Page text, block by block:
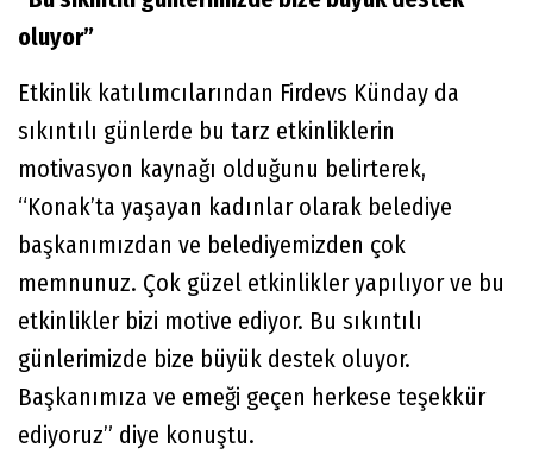
oluyor”
Etkinlik katılımcılarından Firdevs Künday da
sıkıntılı günlerde bu tarz etkinliklerin
motivasyon kaynağı olduğunu belirterek,
“Konak’ta yaşayan kadınlar olarak belediye
başkanımızdan ve belediyemizden çok
memnunuz. Çok güzel etkinlikler yapılıyor ve bu
etkinlikler bizi motive ediyor. Bu sıkıntılı
günlerimizde bize büyük destek oluyor.
Başkanımıza ve emeği geçen herkese teşekkür
ediyoruz” diye konuştu.